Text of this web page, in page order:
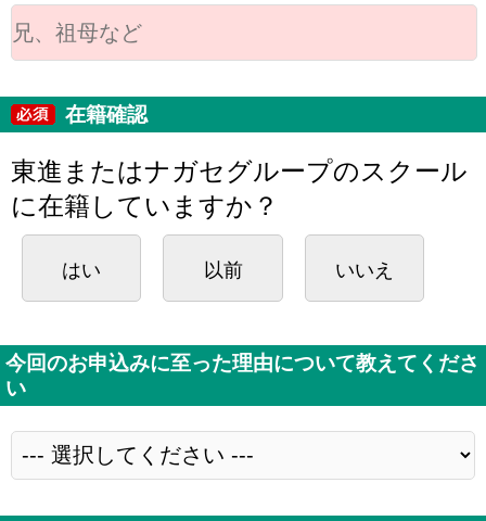
在籍確認
東進またはナガセグループのスクール
に在籍していますか？
はい 以前 いいえ
今回のお申込みに至った理由について教えてくださ
い